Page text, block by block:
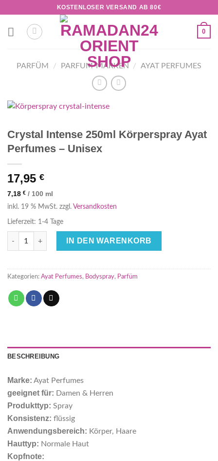
springen
KOSTENLOSER VERSAND AB 80€
0
PARFÜM / PARFUM-MARKEN / AYAT PERFUMES
Crystal Intense 250ml Körperspray Ayat
Perfumes – Unisex
17,95 €
7,18 € / 100 ml
inkl. 19 % MwSt. zzgl. Versandkosten
Lieferzeit: 1-4 Tage
Crystal Intense 250ml Körperspray Ayat Perfumes - Unisex
IN DEN WARENKORB
Kategorien: Ayat Perfumes, Bodyspray, Parfüm
BESCHREIBUNG
Marke: Ayat Perfumes
geeignet für: Damen & Herren
Produkttyp: Spray
Konsistenz: flüssig
Anwendungsbereich: Körper, Haare
Hauttyp: Normale Haut
Kopfnote: